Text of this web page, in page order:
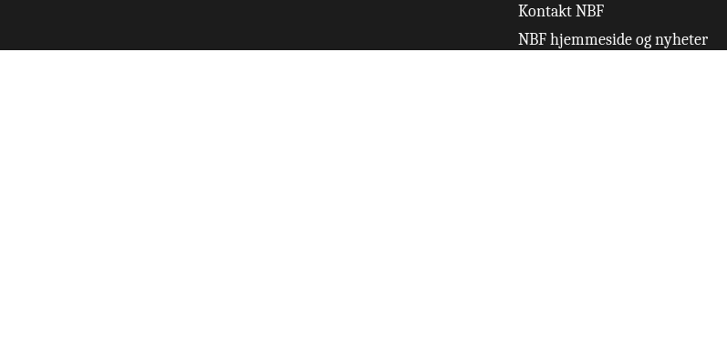
Kontakt NBF
NBF hjemmeside og nyheter